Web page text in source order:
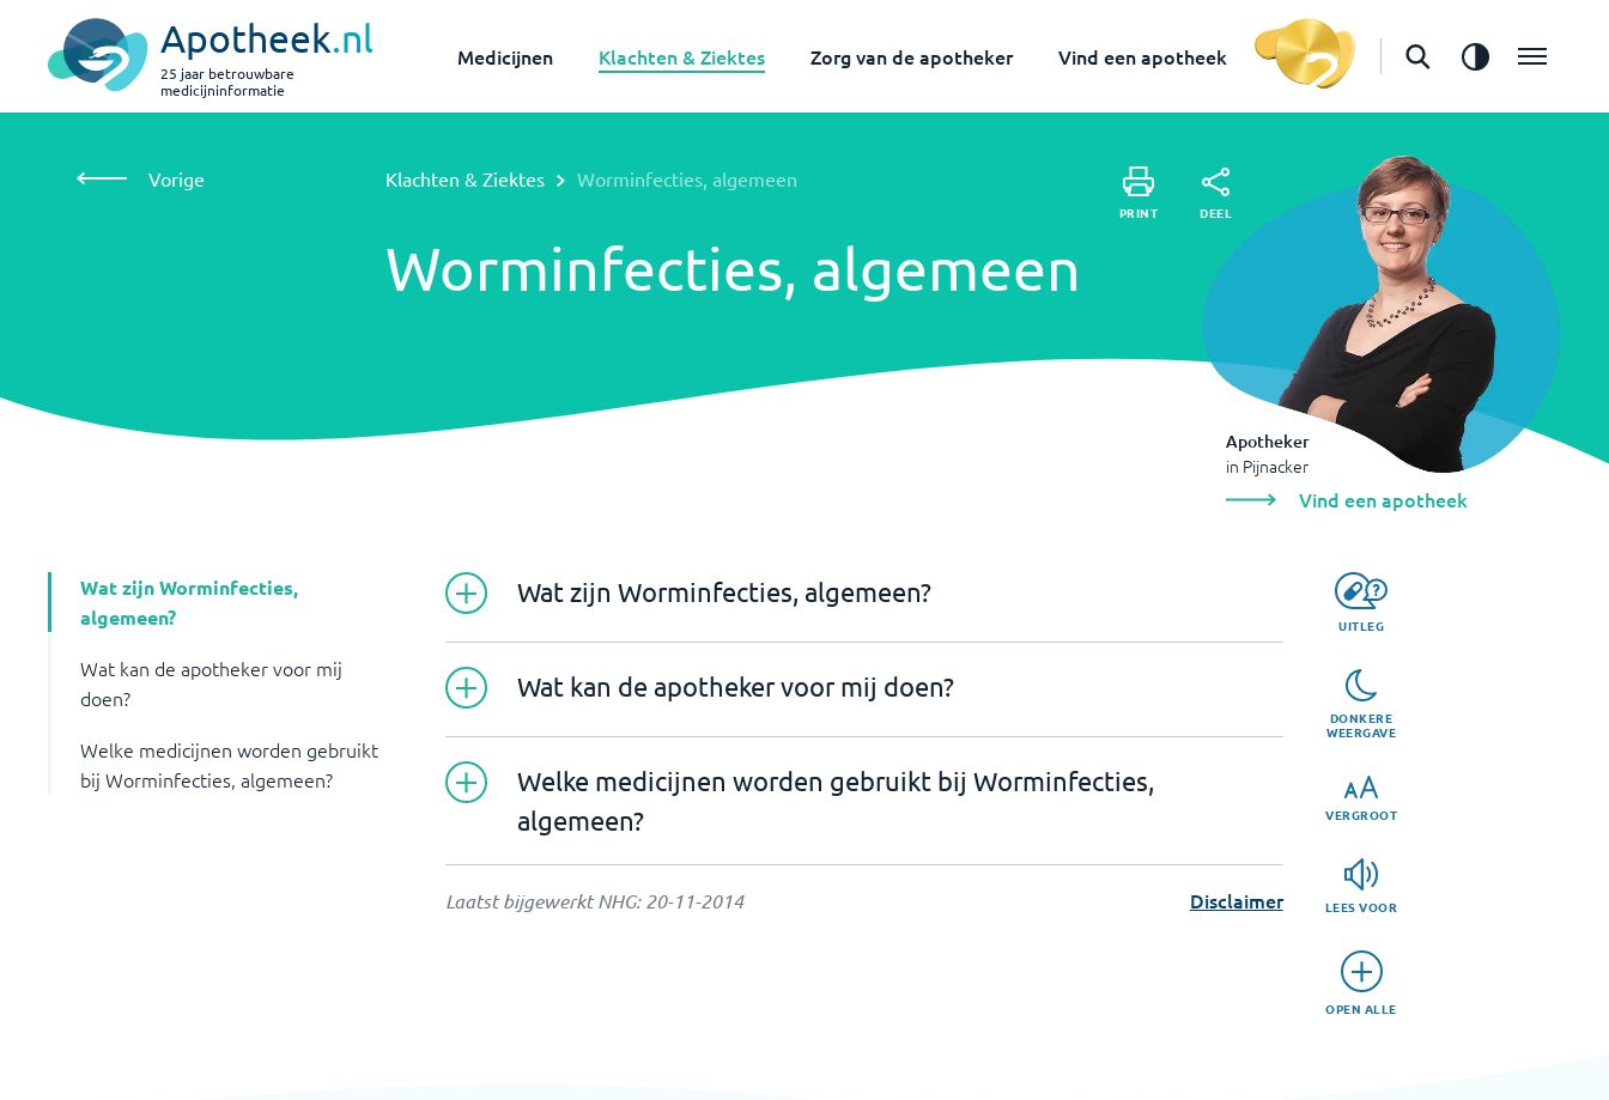
Apotheek.nl
25 jaar betrouwbare
medicijninformatie
Medicijnen Klachten & Ziektes Zorg van de apotheker Vind een apotheek
Ziektes
Pijnacker
Vind een apotheek
Vorige Klachten & Ziektes Worminfecties, algemeen
Worminfecties, algemeen
PRINT DEEL
Apotheker
in Pijnacker
Vind een apotheek
Wat zijn Worminfecties,
algemeen?
Wat kan de apotheker voor mij
doen?
Welke medicijnen worden gebruikt
bij Worminfecties, algemeen?
UITLEG
DONKERE
WEERGAVE
VERGROOT
LEES VOOR
OPEN ALLE
Wat zijn Worminfecties, algemeen?
Wat kan de apotheker voor mij doen?
Welke medicijnen worden gebruikt bij Worminfecties,
algemeen?
Laatst bijgewerkt NHG:20-11-2014 Disclaimer